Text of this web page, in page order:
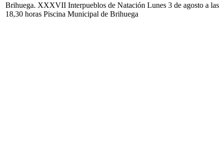
Brihuega. XXXVII Interpueblos de Natación Lunes 3 de agosto a las
18,30 horas Piscina Municipal de Brihuega